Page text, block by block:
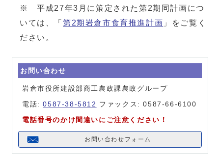
※ 平成27年3月に策定された第2期同計画につ
いては、「 第2期岩倉市食育推進計画 」をご覧く
ださい。
お問い合わせ
岩倉市役所建設部商工農政課農政グループ
電話:0587-38-5812 ファックス: 0587-66-6100
電話番号のかけ間違いにご注意ください！
お問い合わせフォーム